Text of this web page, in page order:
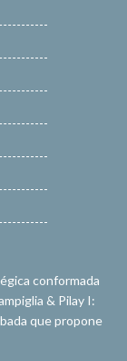
conformada
& Pilay I:
que propone